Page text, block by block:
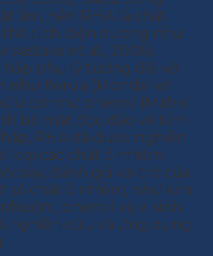
âm, nên RHA là chất
tích điện dương như
et al., 2006).
phụ lý tưởng đối với
như florua (Mondal et
cơ như phenol (Mahvi
bề mặt độc đáo và tính
RHA đã được nghiên
loại các chất ô nhiễm
bày, đánh giá vai trò của
số chất ô nhiễm, như kim
phenol và vi sinh
nghiên cứu và ứng dụng